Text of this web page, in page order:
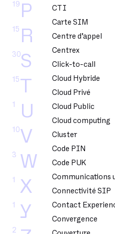
P
19
R
15
S
30
T
15
U
1
V
10
W
3
X
1
Y
1
2
CTI
Carte SIM
Centre d’appel
Centrex
Click-to-call
Cloud Hybride
Cloud Privé
Cloud Public
Cloud computing
Cluster
Code PIN
Code PUK
Communications
Connectivité SIP
Contact
Convergence